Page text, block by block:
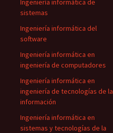
Ingeniería informática de
sistemas
Ingeniería informática del
software
Ingeniería informática en
ingeniería de computadores
Ingeniería informática en
ingeniería de tecnologías de la
información
Ingeniería informática en
sistemas y tecnologías de la